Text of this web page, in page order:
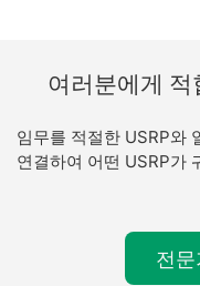
여러분에게 적
임무를 적절한 USRP와
연결하여 어떤 USRP가
전